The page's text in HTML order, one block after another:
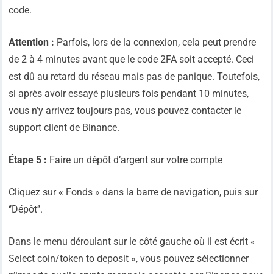
code.
Attention : Parfois, lors de la connexion, cela peut prendre
de 2 à 4 minutes avant que le code 2FA soit accepté. Ceci
est dû au retard du réseau mais pas de panique. Toutefois,
si après avoir essayé plusieurs fois pendant 10 minutes,
vous n’y arrivez toujours pas, vous pouvez contacter le
support client de Binance.
Étape 5 : Faire un dépôt d’argent sur votre compte
Cliquez sur « Fonds » dans la barre de navigation, puis sur
‘’Dépôt’’.
Dans le menu déroulant sur le côté gauche où il est écrit «
Select coin/token to deposit », vous pouvez sélectionner